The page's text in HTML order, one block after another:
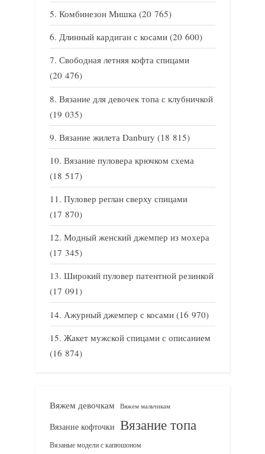
Комбинезон Мишка (20 765)
Длинный кардиган с косами (20 600)
Свободная летняя кофта спицами
(20 476)
Вязание для девочек топа с клубничкой
(19 035)
Вязание жилета Danbury (18 815)
Вязание пуловера крючком схема
(18 517)
Пуловер реглан сверху спицами
(17 870)
Модный женский джемпер из мохера
(17 345)
Широкий пуловер патентной резинкой
(17 091)
Ажурный джемпер с косами (16 970)
Жакет мужской спицами с описанием
(16 874)
Вяжем девочкам Вяжем мальчикам
Вязание кофточки Вязание топа
Вязаные модели с капюшоном